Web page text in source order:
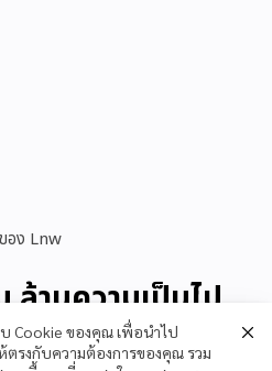
อง Lnw
านความเป็นไป
Cookie ของคุณ เพื่อนำไป
รงกับความต้องการของคุณ รวม